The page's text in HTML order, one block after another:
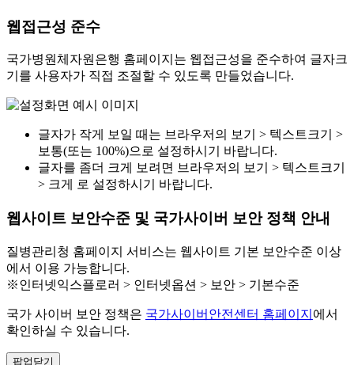
웹접근성 준수
국가병원체자원은행 홈페이지는 웹접근성을 준수하여 글자크
기를 사용자가 직접 조절할 수 있도록 만들었습니다.
글자가 작게 보일 때는 브라우저의 보기 > 텍스트크기 >
보통(또는 100%)으로 설정하시기 바랍니다.
글자를 좀더 크게 보려면 브라우저의 보기 > 텍스트크기
> 크게 로 설정하시기 바랍니다.
웹사이트 보안수준 및 국가사이버 보안 정책 안내
질병관리청 홈페이지 서비스는 웹사이트 기본 보안수준 이상
에서 이용 가능합니다.
※인터넷익스플로러 > 인터넷옵션 > 보안 > 기본수준
국가 사이버 보안 정책은 국가사이버안전센터 홈페이지 에서
확인하실 수 있습니다.
팝업닫기